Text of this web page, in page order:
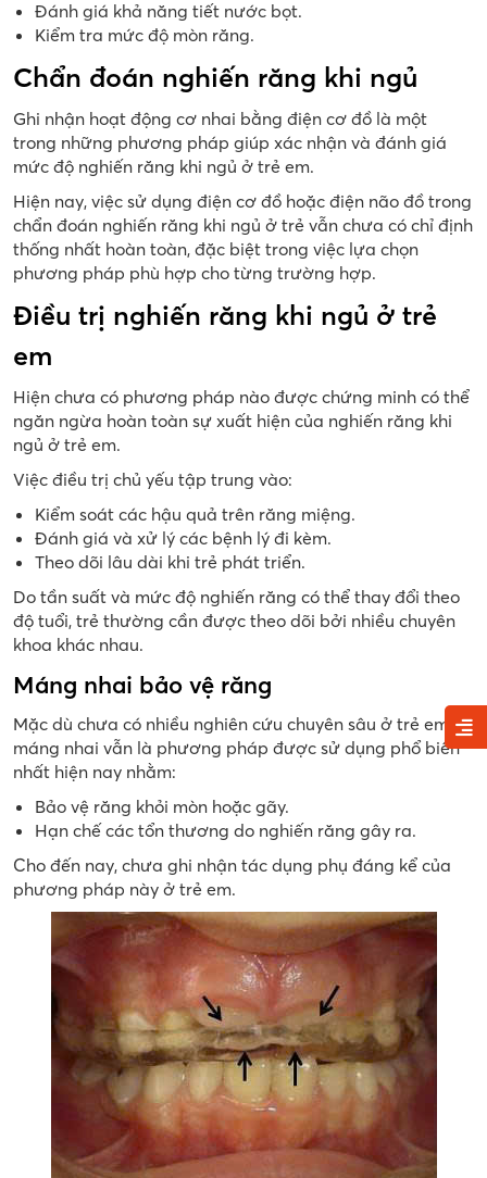
Đánh giá khả năng tiết nước bọt.
Kiểm tra mức độ mòn răng.
Chẩn đoán nghiến răng khi ngủ
Ghi nhận hoạt động cơ nhai bằng điện cơ đồ là một
trong những phương pháp giúp xác nhận và đánh giá
mức độ nghiến răng khi ngủ ở trẻ em.
Hiện nay, việc sử dụng điện cơ đồ hoặc điện não đồ trong
chẩn đoán nghiến răng khi ngủ ở trẻ vẫn chưa có chỉ định
thống nhất hoàn toàn, đặc biệt trong việc lựa chọn
phương pháp phù hợp cho từng trường hợp.
Điều trị nghiến răng khi ngủ ở trẻ
em
Hiện chưa có phương pháp nào được chứng minh có thể
ngăn ngừa hoàn toàn sự xuất hiện của nghiến răng khi
ngủ ở trẻ em.
Việc điều trị chủ yếu tập trung vào:
Kiểm soát các hậu quả trên răng miệng.
Đánh giá và xử lý các bệnh lý đi kèm.
Theo dõi lâu dài khi trẻ phát triển.
Do tần suất và mức độ nghiến răng có thể thay đổi theo
độ tuổi, trẻ thường cần được theo dõi bởi nhiều chuyên
khoa khác nhau.
Máng nhai bảo vệ răng
Mặc dù chưa có nhiều nghiên cứu chuyên sâu ở trẻ em,
máng nhai vẫn là phương pháp được sử dụng phổ biến
nhất hiện nay nhằm:
Bảo vệ răng khỏi mòn hoặc gãy.
Hạn chế các tổn thương do nghiến răng gây ra.
Cho đến nay, chưa ghi nhận tác dụng phụ đáng kể của
phương pháp này ở trẻ em.